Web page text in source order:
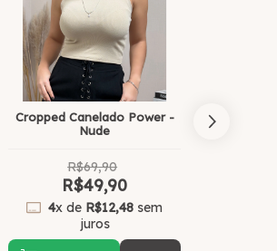
Cropped Canelado Power -
Nude
R$69,90
R$49,90
4x de R$12,48 sem
juros